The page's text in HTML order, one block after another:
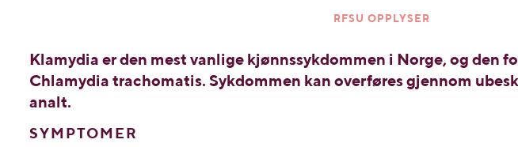
RFSU OPPLYSER
Klamydia er den mest vanlige kjønnssykdommen i Norge, og den
Chlamydia trachomatis. Sykdommen kan overføres gjennom
analt.
SYMPTOMER